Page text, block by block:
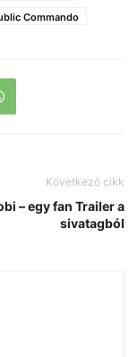
Commando
Következő cikk
– egy fan Trailer a
sivatagból